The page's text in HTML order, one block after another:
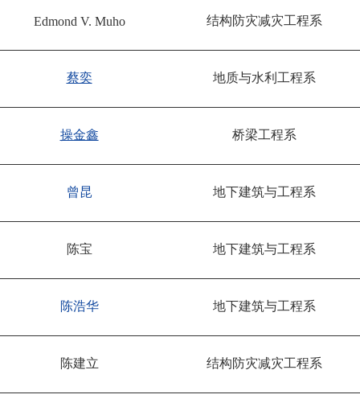
Edmond V. Muho 结构防灾减灾工程系
蔡奕 地质与水利工程系
操金鑫 桥梁工程系
曾昆 地下建筑与工程系
陈宝 地下建筑与工程系
陈浩华 地下建筑与工程系
陈建立 结构防灾减灾工程系